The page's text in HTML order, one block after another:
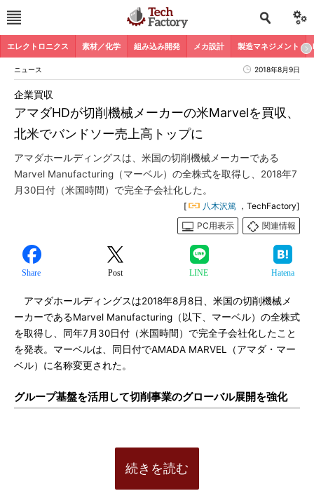
エレクトロニクス 素材／化学 組み込み開発 メカ設計 製造マネジメント
ニュース 2018年8月9日
アマダHDが切削機械メーカーの米Marvelを買収、
北米でバンドソー売上高トップに
企業買収
アマダホールディングスは、米国の切削機械メーカーである
Marvel Manufacturing（マーベル）の全株式を取得し、2018年7
月30日付（米国時間）で完全子会社化した。
[ 八木沢篤 ，TechFactory]
PC用表示
関連情報
Share Post LINE Hatena
アマダホールディングスは2018年8月8日、米国の切削機械メ
ーカーであるMarvel Manufacturing（以下、マーベル）の全株式
を取得し、同年7月30日付（米国時間）で完全子会社化したこと
を発表。マーベルは、同日付でAMADA MARVEL（アマダ・マー
ベル）に名称変更された。
グループ基盤を活用して切削事業のグローバル展開を強化
続きを読む